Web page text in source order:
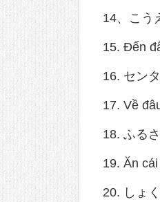
14、こう
15. Đến
16. セン
17. Về
18. ふる
19. Ăn
20. しょ